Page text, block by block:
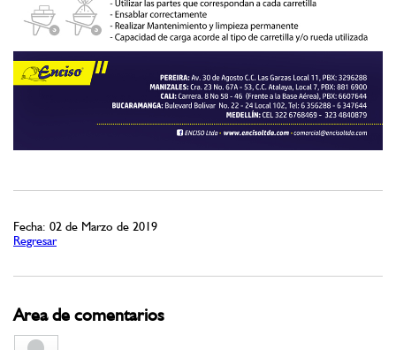
Fecha: 02 de Marzo de 2019
Regresar
Area de comentarios